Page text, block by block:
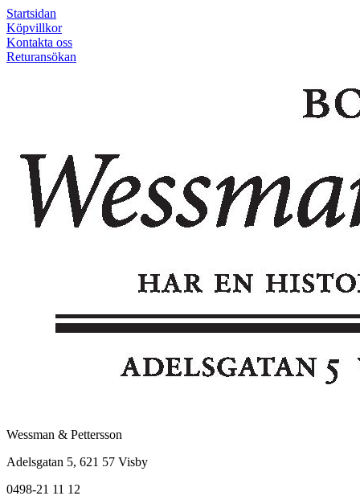
Startsidan
Köpvillkor
Kontakta oss
Returansökan
Wessman & Pettersson
Adelsgatan 5, 621 57 Visby
0498-21 11 12